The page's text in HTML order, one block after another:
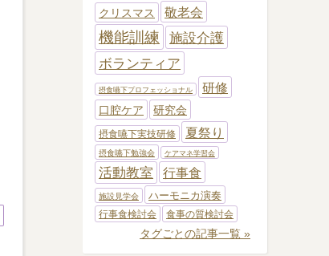
クリスマス 敬老会
機能訓練
施設介護
ボランティア
摂食嚥下プロフェッショナル 研修
口腔ケア 研究会
摂食嚥下実技研修 夏祭り
摂食嚥下勉強会 ケアマネ学習会
活動教室 行事食
施設見学会 ハーモニカ演奏
行事食検討会 食事の質検討会
タグごとの記事一覧 »